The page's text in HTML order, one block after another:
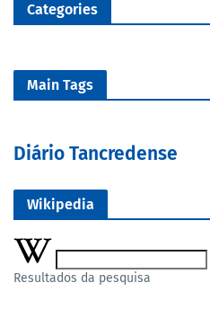
Categories
Main Tags
Diário Tancredense
Wikipedia
Resultados da pesquisa